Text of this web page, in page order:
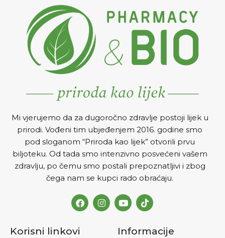
Mi vjerujemo da za dugoročno zdravlje postoji lijek u
prirodi. Vođeni tim ubjeđenjem 2016. godine smo
pod sloganom “Priroda kao lijek” otvorili prvu
biljoteku. Od tada smo intenzivno posvećeni vašem
zdravlju, po čemu smo postali prepoznatljivi i zbog
čega nam se kupci rado obraćaju.
Korisni linkovi Informacije